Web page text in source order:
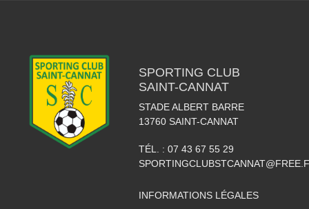
SPORTING CLUB
SAINT-CANNAT
STADE ALBERT BARRE
13760 SAINT-CANNAT
TÉL. : 07 43 67 55 29
INFORMATIONS LÉGALES